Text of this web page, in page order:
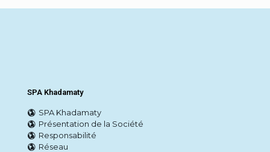
SPA Khadamaty
SPA Khadamaty
Présentation de la Société
Responsabilité
Réseau